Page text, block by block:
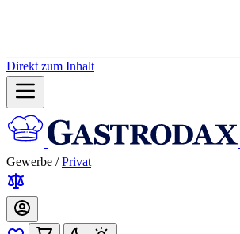
Direkt zum Inhalt
Gewerbe / Privat